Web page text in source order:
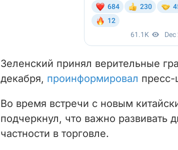
Зеленский принял верительные
декабря, проинформировал
Во время встречи с новым
подчеркнул, что важно развивать
частности в торговле.